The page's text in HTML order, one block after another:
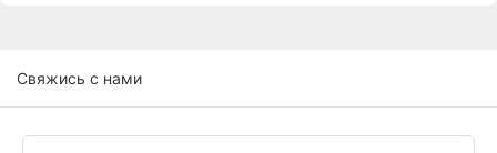
Свяжись с нами